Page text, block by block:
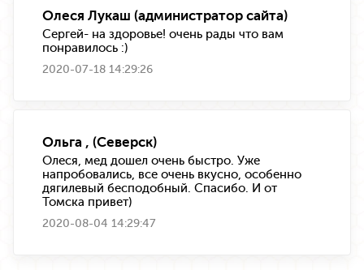
Олеся Лукаш (администратор сайта)
Сергей- на здоровье! очень рады что вам
понравилось :)
2020-07-18 14:29:26
Ольга , (Северск)
Олеся, мед дошел очень быстро. Уже
напробовались, все очень вкусно, особенно
дягилевый бесподобный. Спасибо. И от
Томска привет)
2020-08-04 14:29:47